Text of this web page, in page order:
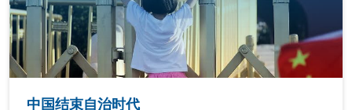
中国结束自治时代